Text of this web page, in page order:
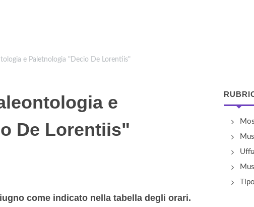
e Paletnologia "Decio De Lorentiis"
e
De Lorentiis"
come indicato nella tabella degli orari.